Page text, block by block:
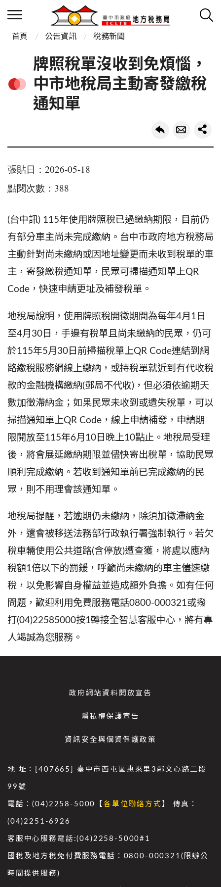
首頁 公告資訊 稅務新聞
牌照稅單沒收到免煩惱，
中市地稅局主動寄發繳稅
通知單
張貼日：2026-05-18
點閱次數：388
(台中訊) 115年使用牌照稅已過繳納期限，目前仍
有部分車主尚未完成繳納。台中市政府地方稅務局
主動針對尚未繳納或因地址變更而未收到稅單的車
主，寄發繳稅通知單，民眾可掃描通知單上QR
Code，快速申請更址及補發稅單。
地稅局說明，使用牌照稅開徵期間為每年4月1日
至4月30日，手邊有稅單且尚未繳納的民眾，仍可
於115年5月30日前掃描稅單上QR Code連結到網
路繳稅服務網線上繳納，或持稅單就近到有代收稅
款的金融機構繳納(郵局不代收)，但必須依逾期天
數加徵滯納金；如果民眾未收到或遺失稅單，可以
掃描通知單上QR Code，線上申請補發，申請期
限開放至115年6月10日晚上10點止。地稅局受理
後，將會展延繳納期限並儘快寄出稅單，協助民眾
順利完成繳納。若收到通知單前已完成繳納的民
眾，則不用理會該通知單。
地稅局提醒，若逾期仍未繳納，除須加徵滯納金
外，還會被移送法務部行政執行署強制執行。若欠
稅車輛使用公共道路(含停放)遭查獲，將處以應納
稅額1倍以下的罰鍰，呼籲尚未繳納的車主儘速繳
稅，以免影響自身權益並造成額外負擔。如有任何
問題，歡迎利用免費服務電話0800-000321或撥
打(04)22585000按1轉接全智慧客服中心，將有專
人竭誠為您服務。
政府網站資料開放宣告
隱私權保護宣告
資訊安全與個資保護政策
地 址：[407665] 臺中市西屯區惠來里3鄰文心路二段
99號
電話：(04)2258-5000【各單位聯絡方式 】 傳真：
(04)2251-6926
客服中心服務電話:(04)2258-5000#1
國稅及地方稅免付費服務電話：0800-000321(限辦公
時間提供服務)